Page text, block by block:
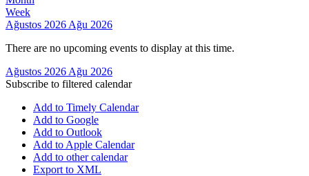
Week
Ağustos 2026 Ağu 2026
There are no upcoming events to display at this time.
Ağustos 2026 Ağu 2026
Subscribe to filtered calendar
Add to Timely Calendar
Add to Google
Add to Outlook
Add to Apple Calendar
Add to other calendar
Export to XML